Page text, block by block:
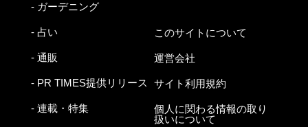
- ガーデニング
- 占い
- 通販
- PR TIMES提供リリース
- 連載・特集
このサイトについて
運営会社
サイト利用規約
個人に関わる情報の取り
扱いについて